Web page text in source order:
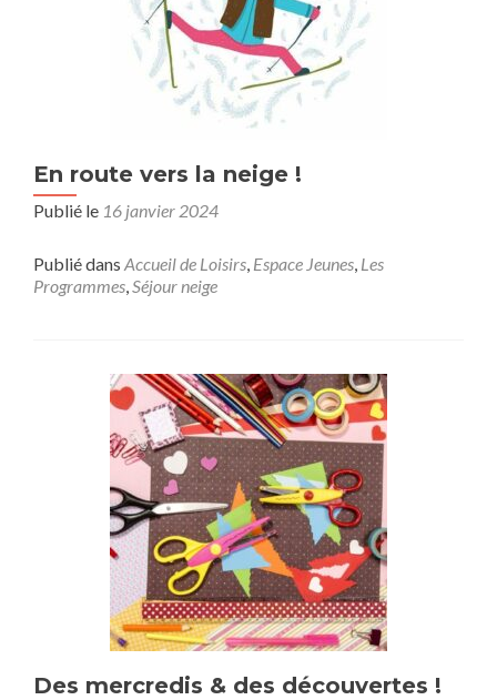
En route vers la neige !
Publié le 16 janvier 2024
Publié dans Accueil de Loisirs, Espace Jeunes, Les
Programmes,Séjour neige
Des mercredis & des découvertes !